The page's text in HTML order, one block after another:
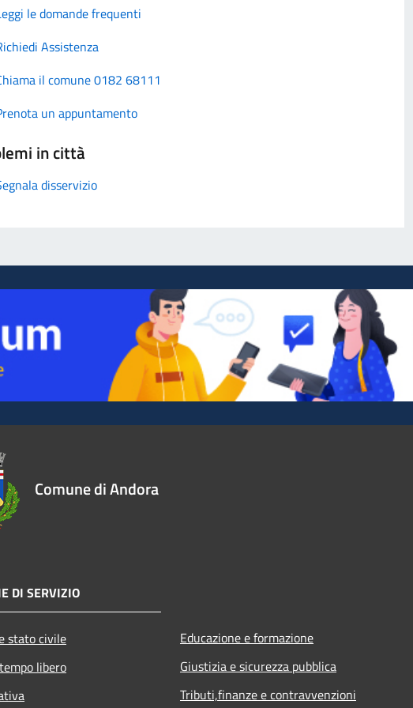
le domande frequenti
Assistenza
il comune 0182 68111
un appuntamento
in città
disservizio
Comune di Andora
DI SERVIZIO
stato civile
libero
Educazione e formazione
Giustizia e sicurezza pubblica
Tributi,finanze e contravvenzioni